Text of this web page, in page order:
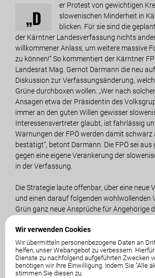
Wir verwenden Cookies
Wir übermitteln personenbezogene Daten an
helfen, unser Webangebot zu verbessern.
Dienste zu nachfolgend aufgeführten Zwecken
benötigen wir Ihre Einwilligung. Indem Sie "Alle
stimmen Sie diesen zu.
„D
er Protest von gewichtigen
slowenischen Minderheit in
blicken. Für sie sind die
der Kärntner Landesverfassung nichts
willkommener Anlass, um weitere massive
zu können!“ So kommentiert der Kärntner
Landesrat Mag. Gernot Darmann die neu
Diskussion zur Verfassungsänderung,
Grüne durchboxen wollen. „Wer nach
Ansagen etwa der Präsidentin des
immer an den guten Willen gewisser
Interessensvertreter glaubt, ist fahrlässig
Warnungen der FPÖ werden damit schwarz
bestätigt“, betont Darmann. Die FPÖ sei aus
gegen eine eigene Verankerung der
in der Verfassung.
Die Strategie laute offenbar, über eine neue
und einen darauf folgenden wohlwollenden
Grün ganz neue Ansprüche für Angehörige
alle zusätzlichen Wünsche der slowenischen
finanzieren“, so Darmann. Im Zuge der
den Slowenen versprochen worden, keine
Forderungen zu erheben. „Dieses
offensichtlich gebrochen! Plötzlich stehen